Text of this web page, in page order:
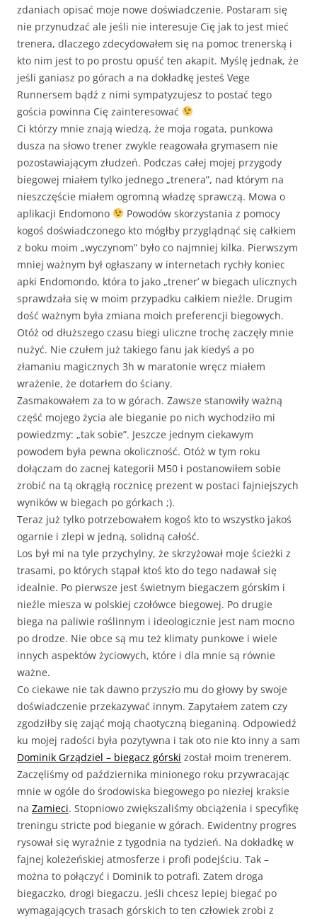
zdaniach opisać moje nowe doświadczenie. Postaram się
nie przynudzać ale jeśli nie interesuje Cię jak to jest mieć
trenera, dlaczego zdecydowałem się na pomoc trenerską i
kto nim jest to po prostu opuść ten akapit. Myślę jednak, że
jeśli ganiasz po górach a na dokładkę jesteś Vege
Runnersem bądź z nimi sympatyzujesz to postać tego
gościa powinna Cię zainteresować
Ci którzy mnie znają wiedzą, że moja rogata, punkowa
dusza na słowo trener zwykle reagowała grymasem nie
pozostawiającym złudzeń. Podczas całej mojej przygody
biegowej miałem tylko jednego „trenera”, nad którym na
nieszczęście miałem ogromną władzę sprawczą. Mowa o
aplikacji Endomono
Powodów skorzystania z pomocy
kogoś doświadczonego kto mógłby przyglądnąć się całkiem
z boku moim „wyczynom” było co najmniej kilka. Pierwszym
mniej ważnym był ogłaszany w internetach rychły koniec
apki Endomondo, która to jako „trener’ w biegach ulicznych
sprawdzała się w moim przypadku całkiem nieźle. Drugim
dość ważnym była zmiana moich preferencji biegowych.
Otóż od dłuższego czasu biegi uliczne trochę zaczęły mnie
nużyć. Nie czułem już takiego fanu jak kiedyś a po
złamaniu magicznych 3h w maratonie wręcz miałem
wrażenie, że dotarłem do ściany.
Zasmakowałem za to w górach. Zawsze stanowiły ważną
część mojego życia ale bieganie po nich wychodziło mi
powiedzmy: „tak sobie”. Jeszcze jednym ciekawym
powodem była pewna okoliczność. Otóż w tym roku
dołączam do zacnej kategorii M50 i postanowiłem sobie
zrobić na tą okrągłą rocznicę prezent w postaci fajniejszych
wyników w biegach po górkach ;).
Teraz już tylko potrzebowałem kogoś kto to wszystko jakoś
ogarnie i zlepi w jedną, solidną całość.
Los był mi na tyle przychylny, że skrzyżował moje ścieżki z
trasami, po których stąpał ktoś kto do tego nadawał się
idealnie. Po pierwsze jest świetnym biegaczem górskim i
nieźle miesza w polskiej czołówce biegowej. Po drugie
biega na paliwie roślinnym i ideologicznie jest nam mocno
po drodze. Nie obce są mu też klimaty punkowe i wiele
innych aspektów życiowych, które i dla mnie są równie
ważne.
Co ciekawe nie tak dawno przyszło mu do głowy by swoje
doświadczenie przekazywać innym. Zapytałem zatem czy
zgodziłby się zająć moją chaotyczną bieganiną. Odpowiedź
ku mojej radości była pozytywna i tak oto nie kto inny a sam
Dominik Grządziel – biegacz górski został moim trenerem.
Zaczęliśmy od października minionego roku przywracając
mnie w ogóle do środowiska biegowego po niezłej kraksie
na Zamieci. Stopniowo zwiększaliśmy obciążenia i specyfikę
treningu stricte pod bieganie w górach. Ewidentny progres
rysował się wyraźnie z tygodnia na tydzień. Na dokładkę w
fajnej koleżeńskiej atmosferze i profi podejściu. Tak –
można to połączyć i Dominik to potrafi. Zatem droga
biegaczko, drogi biegaczu. Jeśli chcesz lepiej biegać po
wymagających trasach górskich to ten człowiek zrobi z